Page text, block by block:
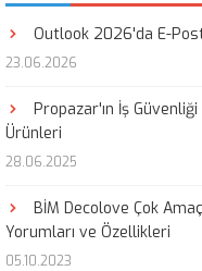
Outlook 2026'da E-
23.06.2026
Propazar'ın İş
Ürünleri
28.06.2025
BİM Decolove Çok
Yorumları ve Özellikleri
05.10.2023